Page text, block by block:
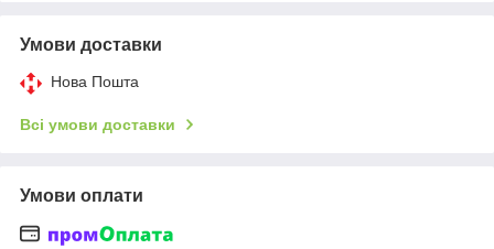
Умови доставки
Нова Пошта
Всі умови доставки
Умови оплати